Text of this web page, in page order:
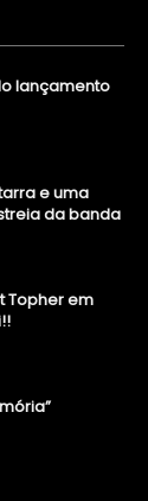
lançamento
e uma
da banda
Topher em